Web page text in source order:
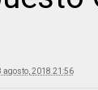
agosto, 2018 21:56